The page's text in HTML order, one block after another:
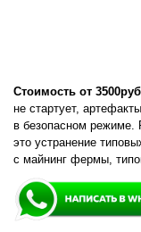
Стоимость от 3500руб
не стартует,
в безопасном режиме.
это устранение
с майнинг фермы,